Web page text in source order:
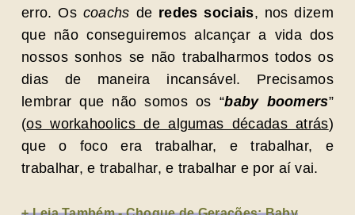
erro. Os coachs de redes sociais, nos dizem
que não conseguiremos alcançar a vida dos
nossos sonhos se não trabalharmos todos os
dias de maneira incansável. Precisamos
lembrar que não somos os “baby boomers”
(os workahoolics de algumas décadas atrás)
que o foco era trabalhar, e trabalhar, e
trabalhar, e trabalhar, e trabalhar e por aí vai.